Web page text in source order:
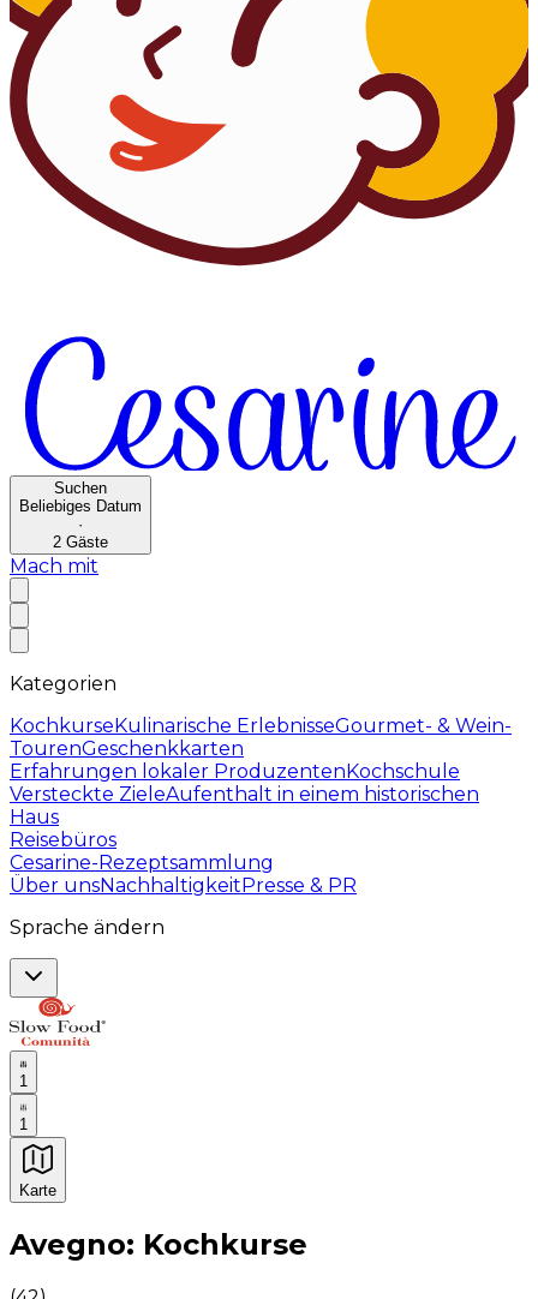
Suchen
Beliebiges Datum
·
2 Gäste
Mach mit
Kategorien
KochkurseKulinarische ErlebnisseGourmet- & Wein-
TourenGeschenkkarten
Erfahrungen lokaler ProduzentenKochschule
Versteckte ZieleAufenthalt in einem historischen
Haus
Reisebüros
Cesarine-Rezeptsammlung
Über unsNachhaltigkeitPresse & PR
Sprache ändern
1
1
Karte
Unvergessliche kulinarische Erlebnisse:
Avegno: Kochkurse